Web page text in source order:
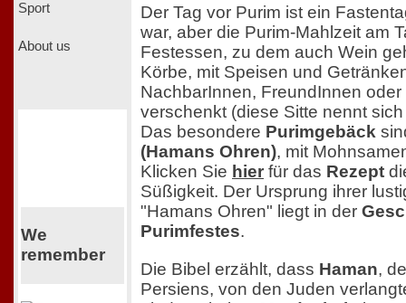
Sport
About us
We
remember
Der Tag vor Purim ist ein
war, aber die Purim-Mahlzeit am
Festessen, zu dem auch Wein
Körbe, mit Speisen und
NachbarInnen, FreundInnen
verschenkt (diese Sitte nennt
Das besondere Purimgebäck
(Hamans Ohren), mit
Klicken Sie hier für das Rezept
Süßigkeit. Der Ursprung ihrer
"Hamans Ohren" liegt in der
Purimfestes.
Die Bibel erzählt, dass Haman,
Persiens, von den Juden